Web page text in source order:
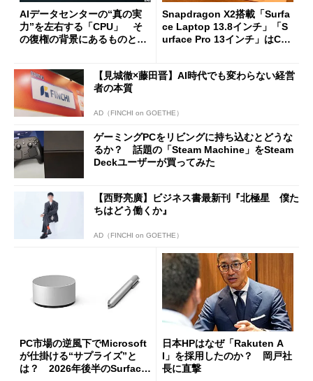
AIデータセンターの“真の実
力”を左右する「CPU」 そ
の復権の背景にあるものと
Snapdragon X2搭載「Surfa
ce Laptop 13.8インチ」「S
urface Pro 13インチ」はCop
た
【見城徹×藤田晋】AI時代でも変わらない経営
者の本質
AD（FINCHI on GOETHE）
ゲーミングPCをリビングに持ち込むとどうな
るか？ 話題の「Steam Machine」をSteam
Deckユーザーが買ってみた
【西野亮廣】ビジネス書最新刊『北極星 僕た
ちはどう働くか』
AD（FINCHI on GOETHE）
PC市場の逆風下でMicrosoft
が仕掛ける“サプライズ”と
は？ 2026年後半のSurface
日本HPはなぜ「Rakuten A
I」を採用したのか？ 岡戸社
長に直撃